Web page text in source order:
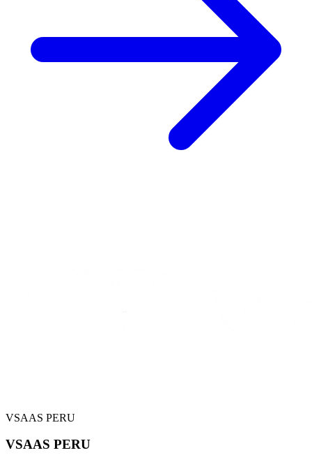
VSAAS PERU
VSAAS PERU